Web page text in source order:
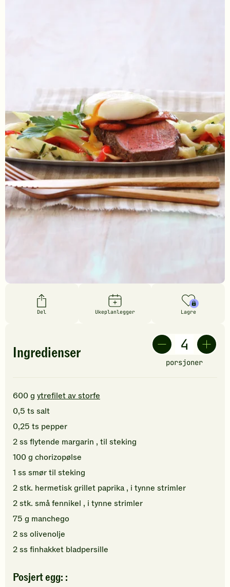
Del Ukeplanlegger Lagre
Ingredienser
porsjoner
600g ytrefilet av storfe
0,5 ts salt
0,25 ts pepper
2ss flytende margarin , til steking
100g chorizopølse
1 ss smørtil steking
2stk. hermetisk grillet paprika , i tynne strimler
2stk. småfennikel , i tynne strimler
75 g manchego
2ss olivenolje
2ss finhakket bladpersille
Posjert egg: :